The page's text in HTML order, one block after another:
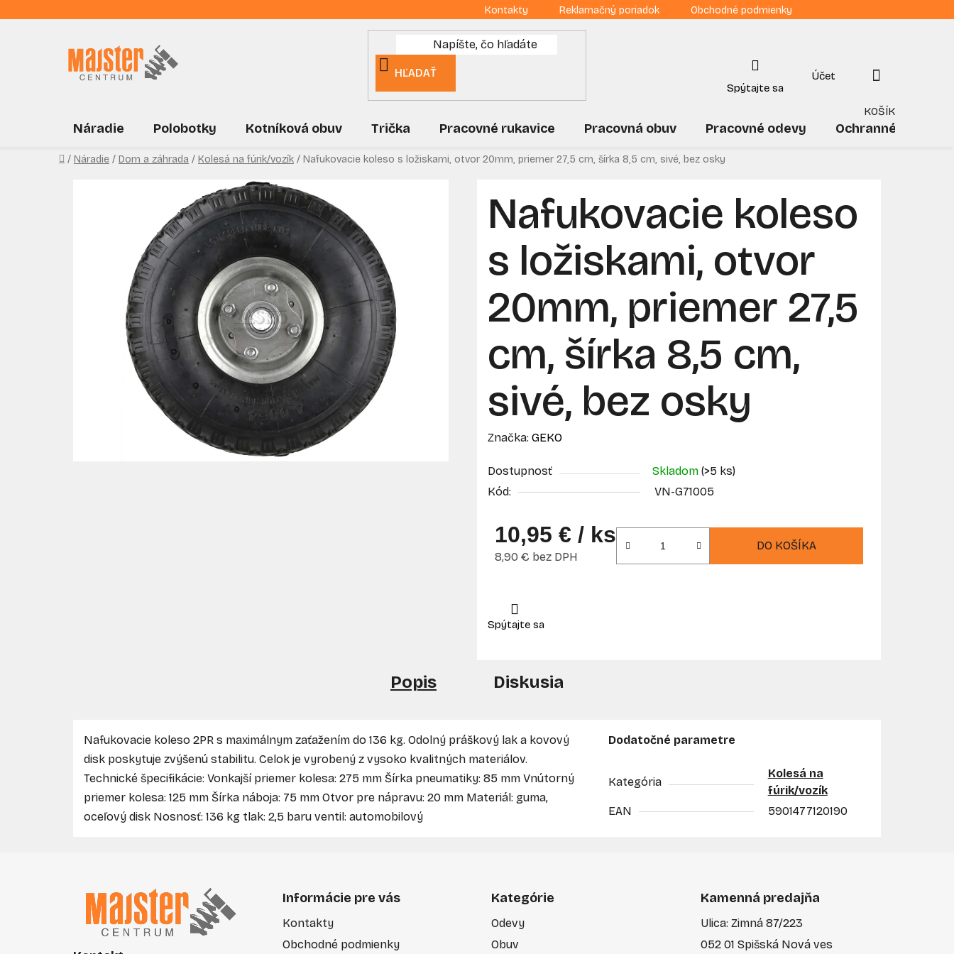
na
Kontakty Reklamačný poriadok Obchodné podmienky
HĽADAŤ
NÁKUPNÝ
KOŠÍK
Náradie Polobotky Kotníková obuv Trička Pracovné rukavice Pracovná obuv Pracovné odevy Ochranné
Domov
/ Náradie / Dom a záhrada / Kolesá na fúrik/vozík / Nafukovacie koleso s ložiskami, otvor 20mm, priemer 27,5 cm, šírka 8,5 cm, sivé, bez osky
Nafukovacie koleso
s ložiskami, otvor
20mm, priemer 27,5
cm, šírka 8,5 cm,
sivé, bez osky
Značka: GEKO
Dostupnosť Skladom (>5 ks)
Kód:
VN-G71005
10,95 € / ks
8,90 € bez DPH
DO KOŠÍKA
Popis Diskusia
Nafukovacie koleso 2PR s maximálnym zaťažením do 136 kg. Odolný práškový lak a kovový
disk poskytuje zvýšenú stabilitu. Celok je vyrobený z vysoko kvalitných materiálov.
Technické špecifikácie: Vonkajší priemer kolesa: 275 mm Šírka pneumatiky: 85 mm Vnútorný
priemer kolesa: 125 mm Šírka náboja: 75 mm Otvor pre nápravu: 20 mm Materiál: guma,
oceľový disk Nosnosť: 136 kg tlak: 2,5 baru ventil: automobilový
Dodatočné parametre
Kategória
Kolesá na
fúrik/vozík
EAN
5901477120190
Informácie pre vás
Kontakty
Obchodné podmienky
Kategórie
Odevy
Obuv
Kamenná predajňa
Ulica: Zimná 87/223
052 01 Spišská Nová ves